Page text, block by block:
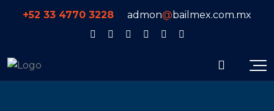
+52 33 4770 3228 admon@bailmex.com.mx